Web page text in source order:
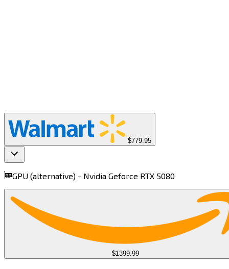
$779.95
GPU (alternative) - Nvidia Geforce RTX 5080​​​​‌ ‍ ​‍​‍‌‍ ‌ ​‍‌‍‍‌‌‍‌ ‌‍‍‌‌‍ ‍​‍​‍​ ‍‍​‍​‍‌ ​ ‌‍​‌‌‍ ‍‌‍‍‌‌ ‌​‌ ‍‌​‍ ‍‌‍‍‌‌‍ ​‍​‍​‍ ​​‍​‍‌‍‍​‌ ​‍‌‍‌‌‌‍‌‍​‍​‍​ ‍‍​‍​‍​‍ ‌‍​‌‌‍‌​‌‍ ‌‌‍‍‌‌‍ ‍​‍ ‌‍‍‌‌‍ ‍‌ ‌​‌‍‌‌‌‍ ‍‌ ‌​​‍ ‌‍‌‌‌‍‌​‌‍‍‌‌ ‌​​‍ ‌‍ ‌‌‍ ‌‍‌​‌‍‌‌​ ‌‌ ​​‌ ​‍‌‍‌‌‌ ​ ‌‍‌‌‌‍ ‍‌ ‌​‌‍​‌‌ ‌​‌‍‍‌‌‍ ‌‍ ‍​ ‍ ‌‍‍‌‌‍‌​​ ‌​ ‌ ​ ‌‌​ ​​​ ​ ‌‍‌‌‌‍‌​​ ​​​ ‌‌​‍ ‌​ ​​​ ‍‌‌‍​‌​ ‌ ​‍ ‌​ ‌​​ ‌‌‌‍‌‍​ ​ ​‍ ‌‌‍​‍‌‍​‌‌‍‌‌​ ​‌​‍ ‌‌‍​ ​ ‌‌​ ‌‍​ ‌ ​ ‌ ​ ‌‍​ ‌​‌‍‌‍‌‍​ ​ ​‌​ ​‌‌‍​‍​ ‍ ‌ ‌​‌ ‍‌‌ ​​‌‍‌‌​ ‌‌‍‌ ‌ ​​‌ ‌‌​ ‍ ‌ ​​‌‍​‌‌ ‌​‌‍‍​​ ‌‌‍ ‍‌‍​‌‌‍ ‌‌‍‌‌​ ‌‍​‍‌‍​‌‌ ​ ‌‍‌‌‌‌‌‌‌ ​‍‌‍ ​​ ‌​‍‌‌​ ​‍‌​‌‍‌‍​‌‌‍‌​‌‍ ‌‌‍‍‌‌‍ ‍​‍‌‍‌‍‍‌‌‍‌​​ ‌​ ‌ ​ ‌‌​ ​​​ ​ ‌‍‌‌‌‍‌​​ ​​​ ‌‌​‍ ‌​ ​​​ ‍‌‌‍​‌​ ‌ ​‍ ‌​ ‌​​ ‌‌‌‍‌‍​ ​ ​‍ ‌‌‍​‍‌‍​‌‌‍‌‌​ ​‌​‍ ‌‌‍​ ​ ‌‌​ ‌‍​ ‌ ​ ‌ ​ ‌‍​ ‌​‌‍‌‍‌‍​ ​ ​‌​ ​‌‌‍​‍​‍‌‍‌ ‌​‌ ‍‌‌ ​​‌‍‌‌​ ‌‌‍‌ ‌ ​​‌ ‌‌​‍‌‍‌ ​​‌‍​‌‌ ‌​‌‍‍​​ ‌‌‍ ‍‌‍​‌‌‍ ‌‌‍‌‌​‍‌‍‌ ​​‌‍‌‌‌ ​‍‌ ​ ‌ ​​‌‍‌‌‌‍​ ‌ ‌​‌‍‍‌‌ ‌‍‌‍‌‌​ ‌‌ ​​‌ ‌‌‌‍​‍‌‍ ​‌‍‍‌‌ ​ ‌‍‍​‌‍‌‌‌‍‌​​‍​‍‌ ‌
$1399.99